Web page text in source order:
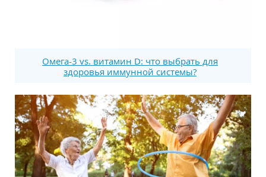
Омега-3 vs. витамин D: что выбрать для
здоровья иммунной системы?